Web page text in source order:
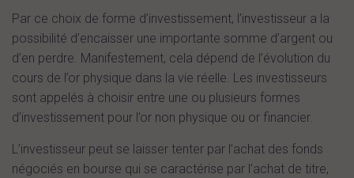
Par ce choix de forme d’investissement, l’investisseur a la
possibilité d’encaisser une importante somme d’argent ou
d’en perdre. Manifestement, cela dépend de l’évolution du
cours de l’or physique dans la vie réelle. Les investisseurs
sont appelés à choisir entre une ou plusieurs formes
d’investissement pour l’or non physique ou or financier.
L’investisseur peut se laisser tenter par l’achat des fonds
négociés en bourse qui se caractérise par l’achat de titre,